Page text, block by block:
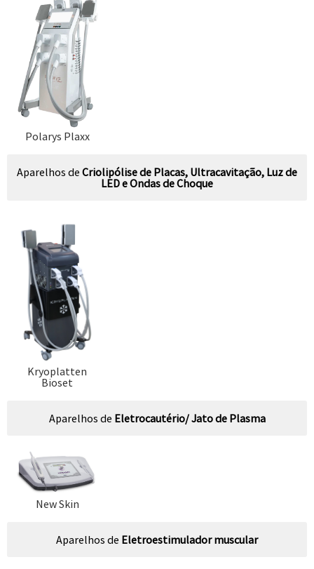
Polarys Plaxx
Aparelhos de Criolipólise de Placas, Ultracavitação, Luz de
LED e Ondas de Choque
Kryoplatten
Bioset
Aparelhos de Eletrocautério/ Jato de Plasma
New Skin
Aparelhos de Eletroestimulador muscular